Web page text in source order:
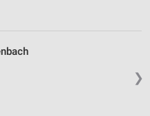
❯
Auswahl von